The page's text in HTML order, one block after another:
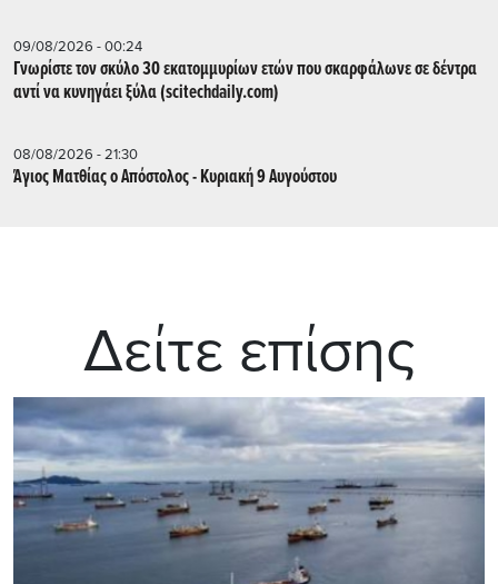
09/08/2026 - 00:24
Γνωρίστε τον σκύλο 30 εκατομμυρίων ετών που σκαρφάλωνε σε δέντρα
αντί να κυνηγάει ξύλα (scitechdaily.com)
08/08/2026 - 21:30
Άγιος Ματθίας ο Απόστολος - Κυριακή 9 Αυγούστου
Δείτε επίσης